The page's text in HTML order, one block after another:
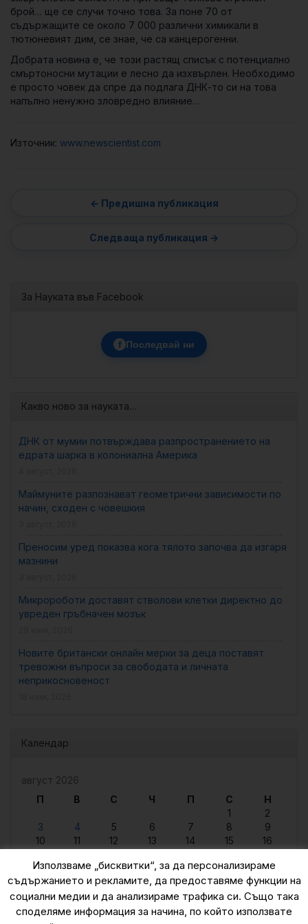
брой… ще се случи точно това. За поне 70 от
съдържащите се около 7 000 различни химикали в
тютюневият дим, се знае, че са канцерогенни.
Добрата новина е, че този растящ списък с потенциално
смъртоносни мутации е лесно да изхвърлен. Необходимо
е просто човек да спре да подлага ДНК-то си на това
напълно ненужно зловредно влияние…
Източник: www.newscientist.com
За Науката във Facebook
f Последвай ни
Какво ново за науката…
ДНК от мумии потвърждава разпространението на
едрата шарка в колониална Америка
Маймуните разпознават геометрични зависимости по
начин, сходен с човешкия
Преносим уред показва кога тялото започва да изгаря
мазнини
Микророботи доставят стволови клетки директно до
увреден гръбначен мозък
Новите британски онлайн мерки за деца поставят
тревожни въпроси за свободата и личната
неприкосновеност
Календар
август 2026
П
В С Ч П С
Н
1
2
3
4 5 6 7 8
9
10
11 12 13 14 15
16
24
25 26 27 28 29
30
31
« юни
Използваме „бисквитки“, за да персонализираме
съдържанието и рекламите, да предоставяме функции на
социални медии и да анализираме трафика си. Също така
споделяме информация за начина, по който използвате